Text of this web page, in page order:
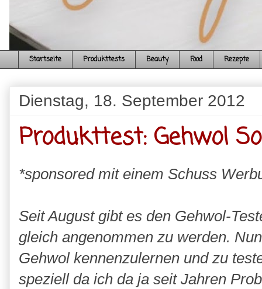
Startseite Produkttests Beauty Food Rezepte
Dienstag, 18. September 2012
Produkttest: Gehwol
*sponsored mit einem Schuss
Seit August gibt es den Gehwol-
gleich angenommen zu werden.
Gehwol kennenzulernen und zu
speziell da ich da ja seit Jahren